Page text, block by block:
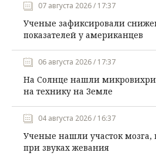
07 августа 2026 / 17:37
Ученые зафиксировали
показателей у американцев
06 августа 2026 / 17:37
На Солнце нашли
на технику на Земле
04 августа 2026 / 16:37
Ученые нашли участок
при звуках жевания